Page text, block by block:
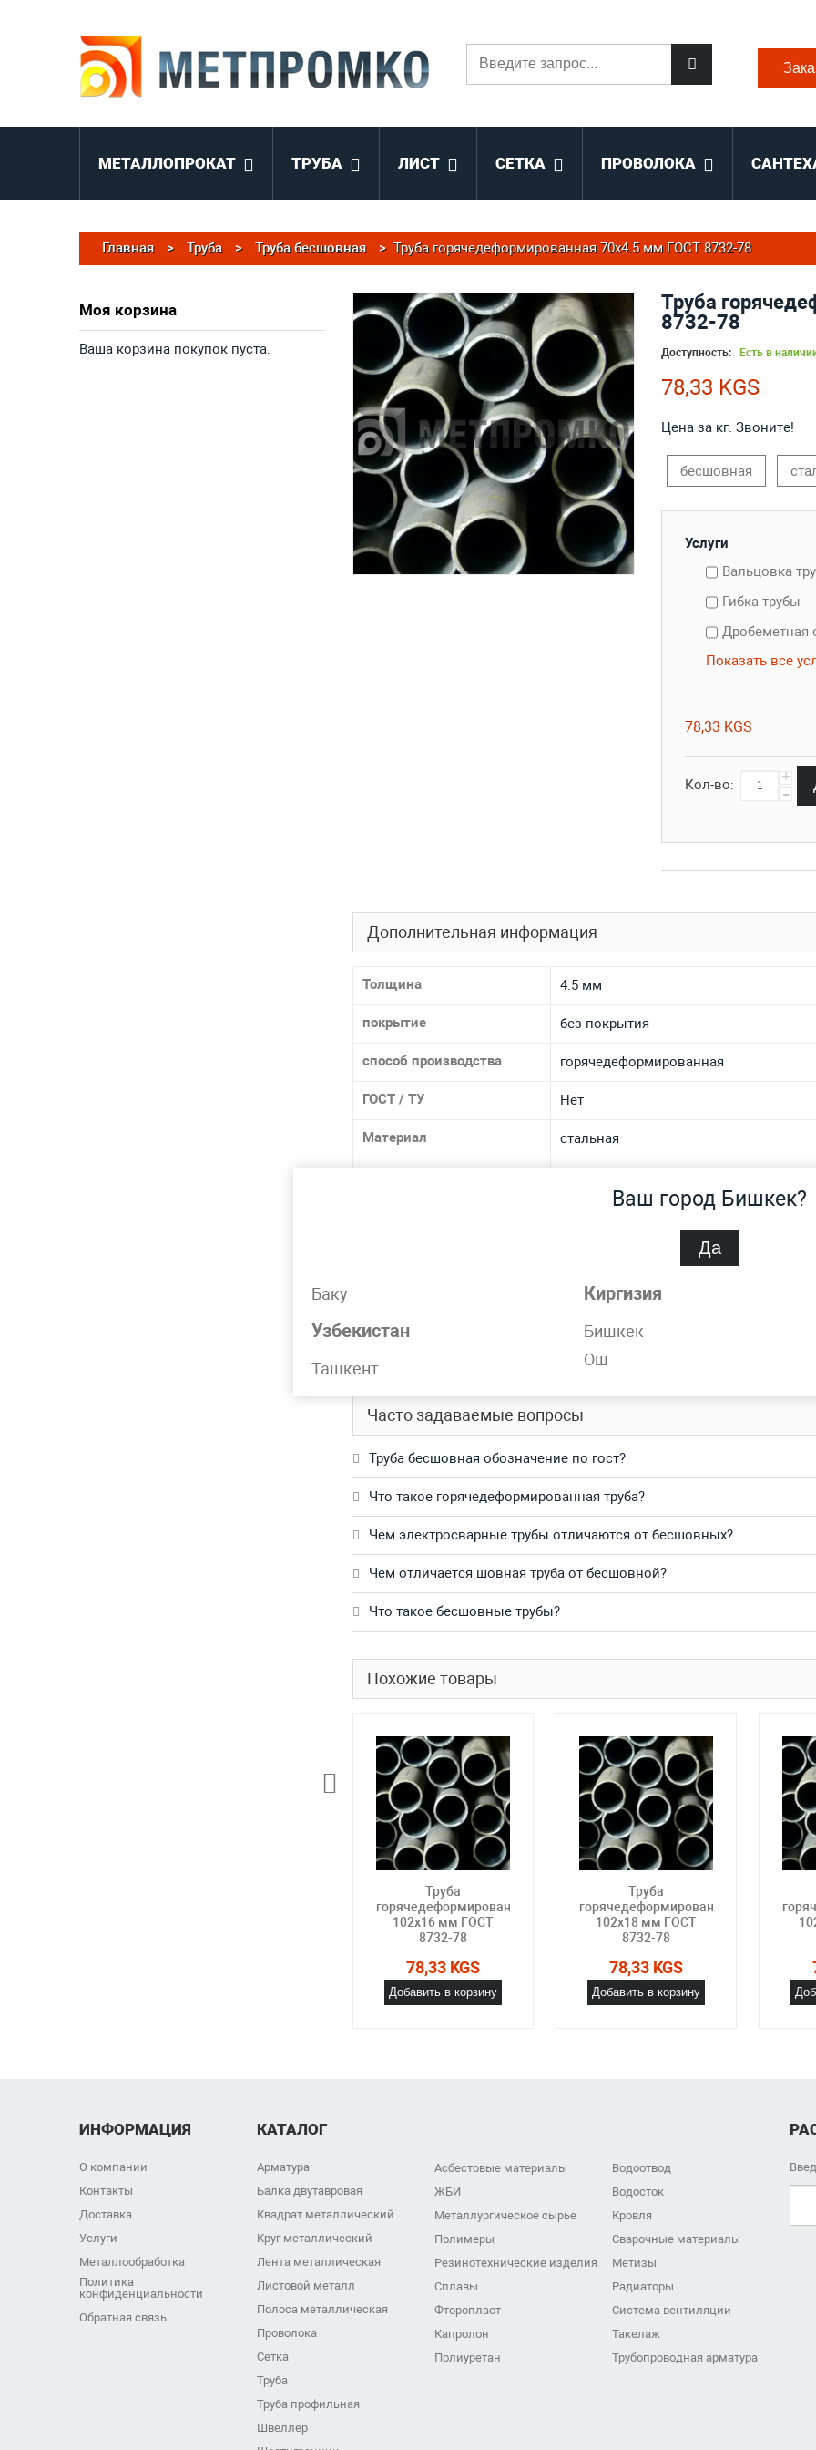
Ваш город Бишкек?
Да
Баку
Узбекистан
Ташкент
Киргизия
Бишкек
Ош
МЕТАЛЛОПРОКАТ ТРУБА ЛИСТ СЕТКА ПРОВОЛОКА
Главная > Труба > Труба бесшовная > Труба горячедеформированная 70х4.5 мм ГОСТ 8732-78
Труба
8732-78
Доступность: Есть в
78,33 KGS
Цена за кг. Звоните!
бесшовная
Услуги
Вальцовка
Гибка трубы
Дробеметная
Показать все
78,33 KGS
Кол-во: +
-
Дополнительная информация
Толщина 4.5 мм
покрытие без покрытия
способ производства горячедеформированная
ГОСТ / ТУ Нет
Материал стальная
Труба горячедеформированная 70х4.5 мм ГОСТ 8732-78 всегда в
Обращайтесь и получите выгодные цены за кг и самую быструю
Часто задаваемые вопросы
Труба бесшовная обозначение по гост?
Что такое горячедеформированная труба?
Чем электросварные трубы отличаются от бесшовных?
Чем отличается шовная труба от бесшовной?
Что такое бесшовные трубы?
Похожие товары
Труба
горячедеформированная
102х16 мм ГОСТ
8732-78
78,33 KGS
Добавить в корзину
Труба
горячедеформированная
102х18 мм ГОСТ
8732-78
78,33 KGS
Добавить в корзину
Моя корзина
Ваша корзина покупок пуста.
ИНФОРМАЦИЯ
О компании
Контакты
Доставка
Услуги
Металлообработка
Политика
конфиденциальности
Обратная связь
КАТАЛОГ
Арматура
Балка двутавровая
Квадрат металлический
Круг металлический
Лента металлическая
Листовой металл
Полоса металлическая
Проволока
Сетка
Труба
Труба профильная
Швеллер
Асбестовые материалы
ЖБИ
Металлургическое сырье
Полимеры
Резинотехнические изделия
Сплавы
Фторопласт
Капролон
Полиуретан
Водоотвод
Водосток
Кровля
Сварочные материалы
Метизы
Радиаторы
Система вентиляции
Такелаж
Трубопроводная арматура